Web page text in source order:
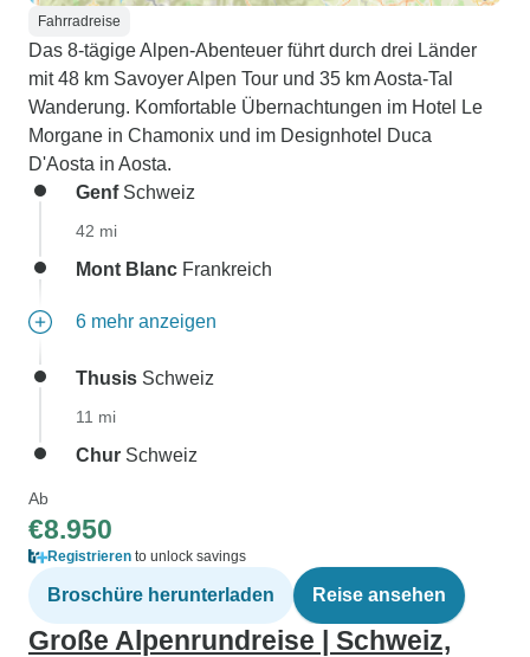
Fahrradreise
Das 8-tägige Alpen-Abenteuer führt durch drei Länder
mit 48 km Savoyer Alpen Tour und 35 km Aosta-Tal
Wanderung. Komfortable Übernachtungen im Hotel Le
Morgane in Chamonix und im Designhotel Duca
D'Aosta in Aosta.
GenfSchweiz
42 mi
Mont Blanc Frankreich
6 mehr anzeigen
Thusis Schweiz
11 mi
Chur Schweiz
Ab
€8.950
Registrieren to unlock savings
Broschüre herunterladen Reise ansehen
Große Alpenrundreise | Schweiz,